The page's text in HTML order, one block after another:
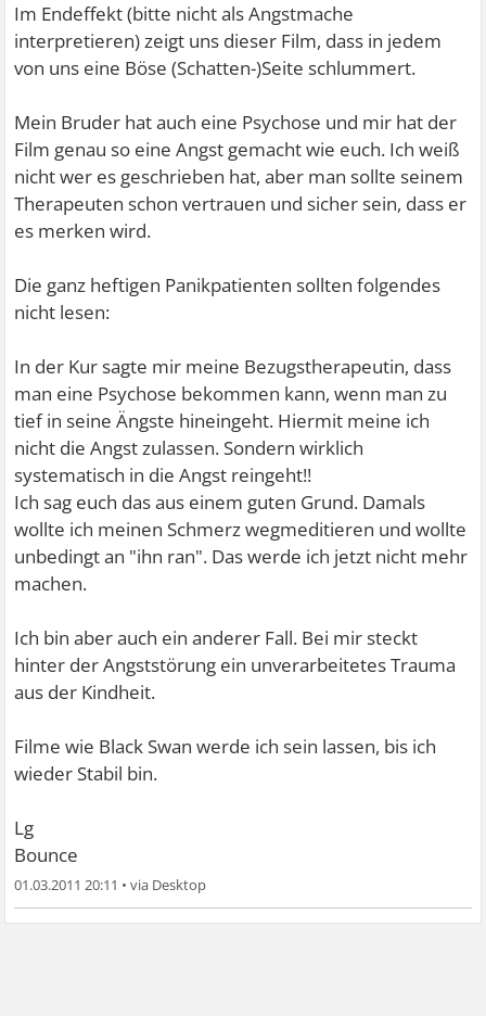
Im Endeffekt (bitte nicht als Angstmache
interpretieren) zeigt uns dieser Film, dass in jedem
von uns eine Böse (Schatten-)Seite schlummert.
Mein Bruder hat auch eine Psychose und mir hat der
Film genau so eine Angst gemacht wie euch. Ich weiß
nicht wer es geschrieben hat, aber man sollte seinem
Therapeuten schon vertrauen und sicher sein, dass er
es merken wird.
Die ganz heftigen Panikpatienten sollten folgendes
nicht lesen:
In der Kur sagte mir meine Bezugstherapeutin, dass
man eine Psychose bekommen kann, wenn man zu
tief in seine Ängste hineingeht. Hiermit meine ich
nicht die Angst zulassen. Sondern wirklich
systematisch in die Angst reingeht!!
Ich sag euch das aus einem guten Grund. Damals
wollte ich meinen Schmerz wegmeditieren und wollte
unbedingt an "ihn ran". Das werde ich jetzt nicht mehr
machen.
Ich bin aber auch ein anderer Fall. Bei mir steckt
hinter der Angststörung ein unverarbeitetes Trauma
aus der Kindheit.
Filme wie Black Swan werde ich sein lassen, bis ich
wieder Stabil bin.
Lg
Bounce
01.03.2011 20:11 •